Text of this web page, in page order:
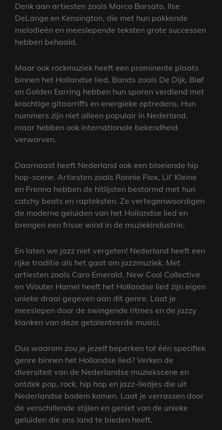
Denk aan artiesten zoals Marco Borsato, Ilse
DeLange en Kensington, die met hun pakkende
melodieën en meeslepende teksten grote successen
hebben behaald.
Maar ook rockmuziek heeft een prominente plaats
binnen het Hollandse lied. Bands zoals De Dijk, Bløf
en Golden Earring hebben hun sporen verdiend met
krachtige gitaarriffs en energieke optredens. Hun
nummers zijn niet alleen populair in Nederland,
maar hebben ook internationale bekendheid
verworven.
Daarnaast heeft Nederland ook een bloeiende hip
hop-scene. Artiesten zoals Ronnie Flex, Lil’ Kleine
en Frenna hebben de hitlijsten bestormd met hun
catchy beats en rapteksten. Ze vertegenwoordigen
de moderne geluiden van het Hollandse lied en
brengen een frisse wind in de muziekindustrie.
En laten we jazz niet vergeten! Nederland heeft een
rijke traditie als het gaat om jazzmuziek. Met
artiesten zoals Caro Emerald, New Cool Collective
en Wouter Hamel heeft het Hollandse lied zijn eigen
unieke draai gegeven aan dit genre. Laat je
meeslepen door de swingende ritmes en de jazzy
klanken van deze getalenteerde musici.
Dus waarom zou je jezelf beperken tot één specifiek
genre binnen het Hollandse lied? Verken de
diversiteit van de Nederlandse muziekscene en
ontdek pop, rock, hip hop en jazz-liedjes die uit
Nederlandse bodem komen. Laat je verrassen door
de verschillende stijlen en geniet van de unieke
geluiden die ons land te bieden heeft.